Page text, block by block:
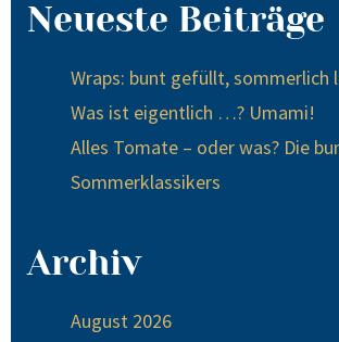
Neueste Beiträge
Wraps: bunt gefüllt, sommerlich
Was ist eigentlich …? Umami!
Alles Tomate – oder was? Die
Sommerklassikers
Archiv
August 2026